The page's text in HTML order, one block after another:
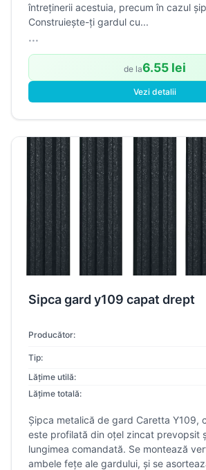
întreținerii acestuia, precum în cazul
Construiește-ți gardul cu...
...
de la6.55 lei
Vezi detalii
Sipca gard y109 capat drept
Producător:
Tip:
Lățime utilă:
Lățime totală:
Șipca metalică de gard Caretta Y109,
este profilată din oțel zincat prevopsit
lungimea comandată. Se montează
ambele fețe ale gardului, și se